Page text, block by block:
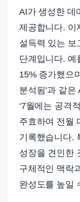
AI가 생성한 데
제공합니다. 이
설득력 있는 보
단계입니다. 예
15% 증가했으
분석됨’과 같
‘7월에는 공격
주효하여 전월
기록했습니다.
성장을 견인한
구체적인 맥락
완성도를 높일